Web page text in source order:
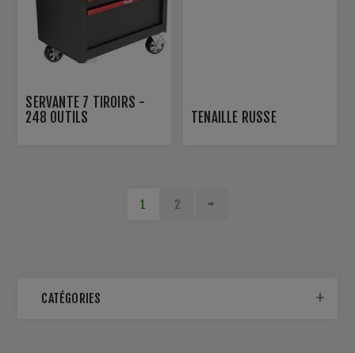
SERVANTE 7 TIROIRS -
248 OUTILS
TENAILLE RUSSE
1 2
CATÉGORIES